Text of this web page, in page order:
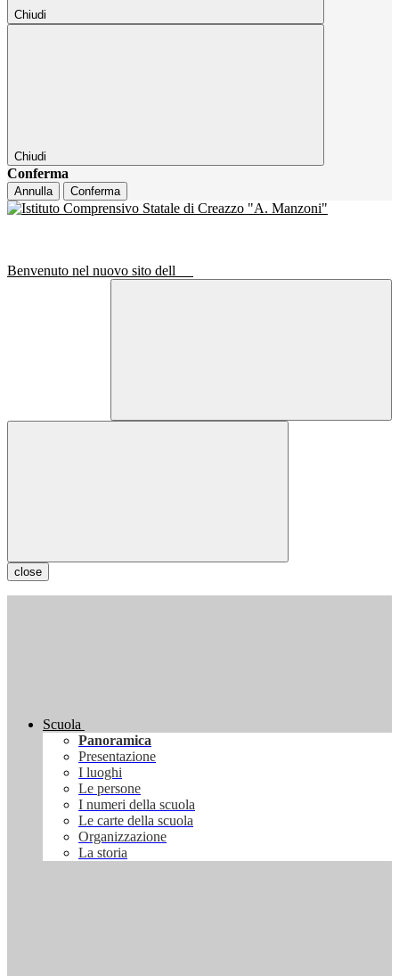
Chiudi
Chiudi
Conferma
Annulla Conferma
Benvenuto nel nuovo sito dell
close
Scuola
Panoramica
Presentazione
I luoghi
Le persone
I numeri della scuola
Le carte della scuola
Organizzazione
La storia